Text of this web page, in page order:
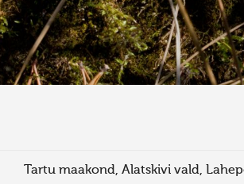
Tartu maakond, Alatskivi vald,